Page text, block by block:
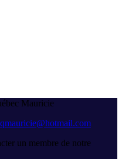
Mauricie
un membre de notre